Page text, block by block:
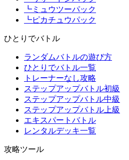
┗ミュウツーパック
┗ピカチュウパック
ひとりでバトル
ランダムバトルの遊び方
ひとりでバトル一覧
トレーナーなし攻略
ステップアップバトル初級
ステップアップバトル中級
ステップアップバトル上級
エキスパートバトル
レンタルデッキ一覧
攻略ツール